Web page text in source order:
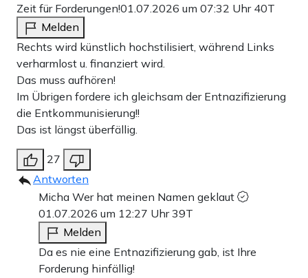
Zeit für Forderungen!01.07.2026 um 07:32 Uhr 40T
Melden
Rechts wird künstlich hochstilisiert, während Links
verharmlost u. finanziert wird.
Das muss aufhören!
Im Übrigen fordere ich gleichsam der Entnazifizierung
die Entkommunisierung!!
Das ist längst überfällig.
27
Antworten
Micha Wer hat meinen Namen geklaut
01.07.2026 um 12:27 Uhr39T
Melden
Da es nie eine Entnazifizierung gab, ist Ihre
Forderung hinfällig!